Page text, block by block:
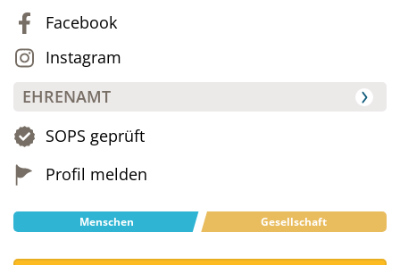
Facebook
Instagram
EHRENAMT
SOPS geprüft
Profil melden
Menschen Gesellschaft